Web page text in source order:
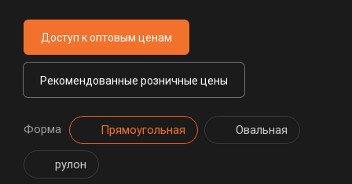
Доступ к оптовым ценам
Рекомендованные розничные цены
Форма Прямоугольная Овальная
рулон